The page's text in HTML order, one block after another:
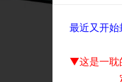
最近又开始
▼这是一耽